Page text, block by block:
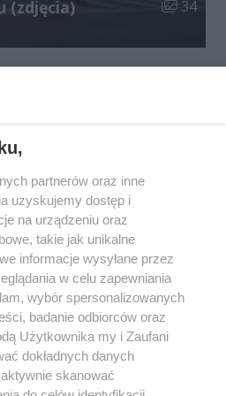
(zdjęcia) Liczba
34
Prywatność
Praca Łódź
the:protocol
partnerów oraz inne
uzyskujemy dostęp i
na urządzeniu oraz
takie jak unikalne
informacje wysyłane przez
w celu zapewniania
wybór spersonalizowanych
badanie odbiorców oraz
Użytkownika my i Zaufani
dokładnych danych
skanować